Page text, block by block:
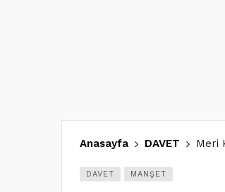
Anasayfa DAVET Meri
DAVET MANŞET